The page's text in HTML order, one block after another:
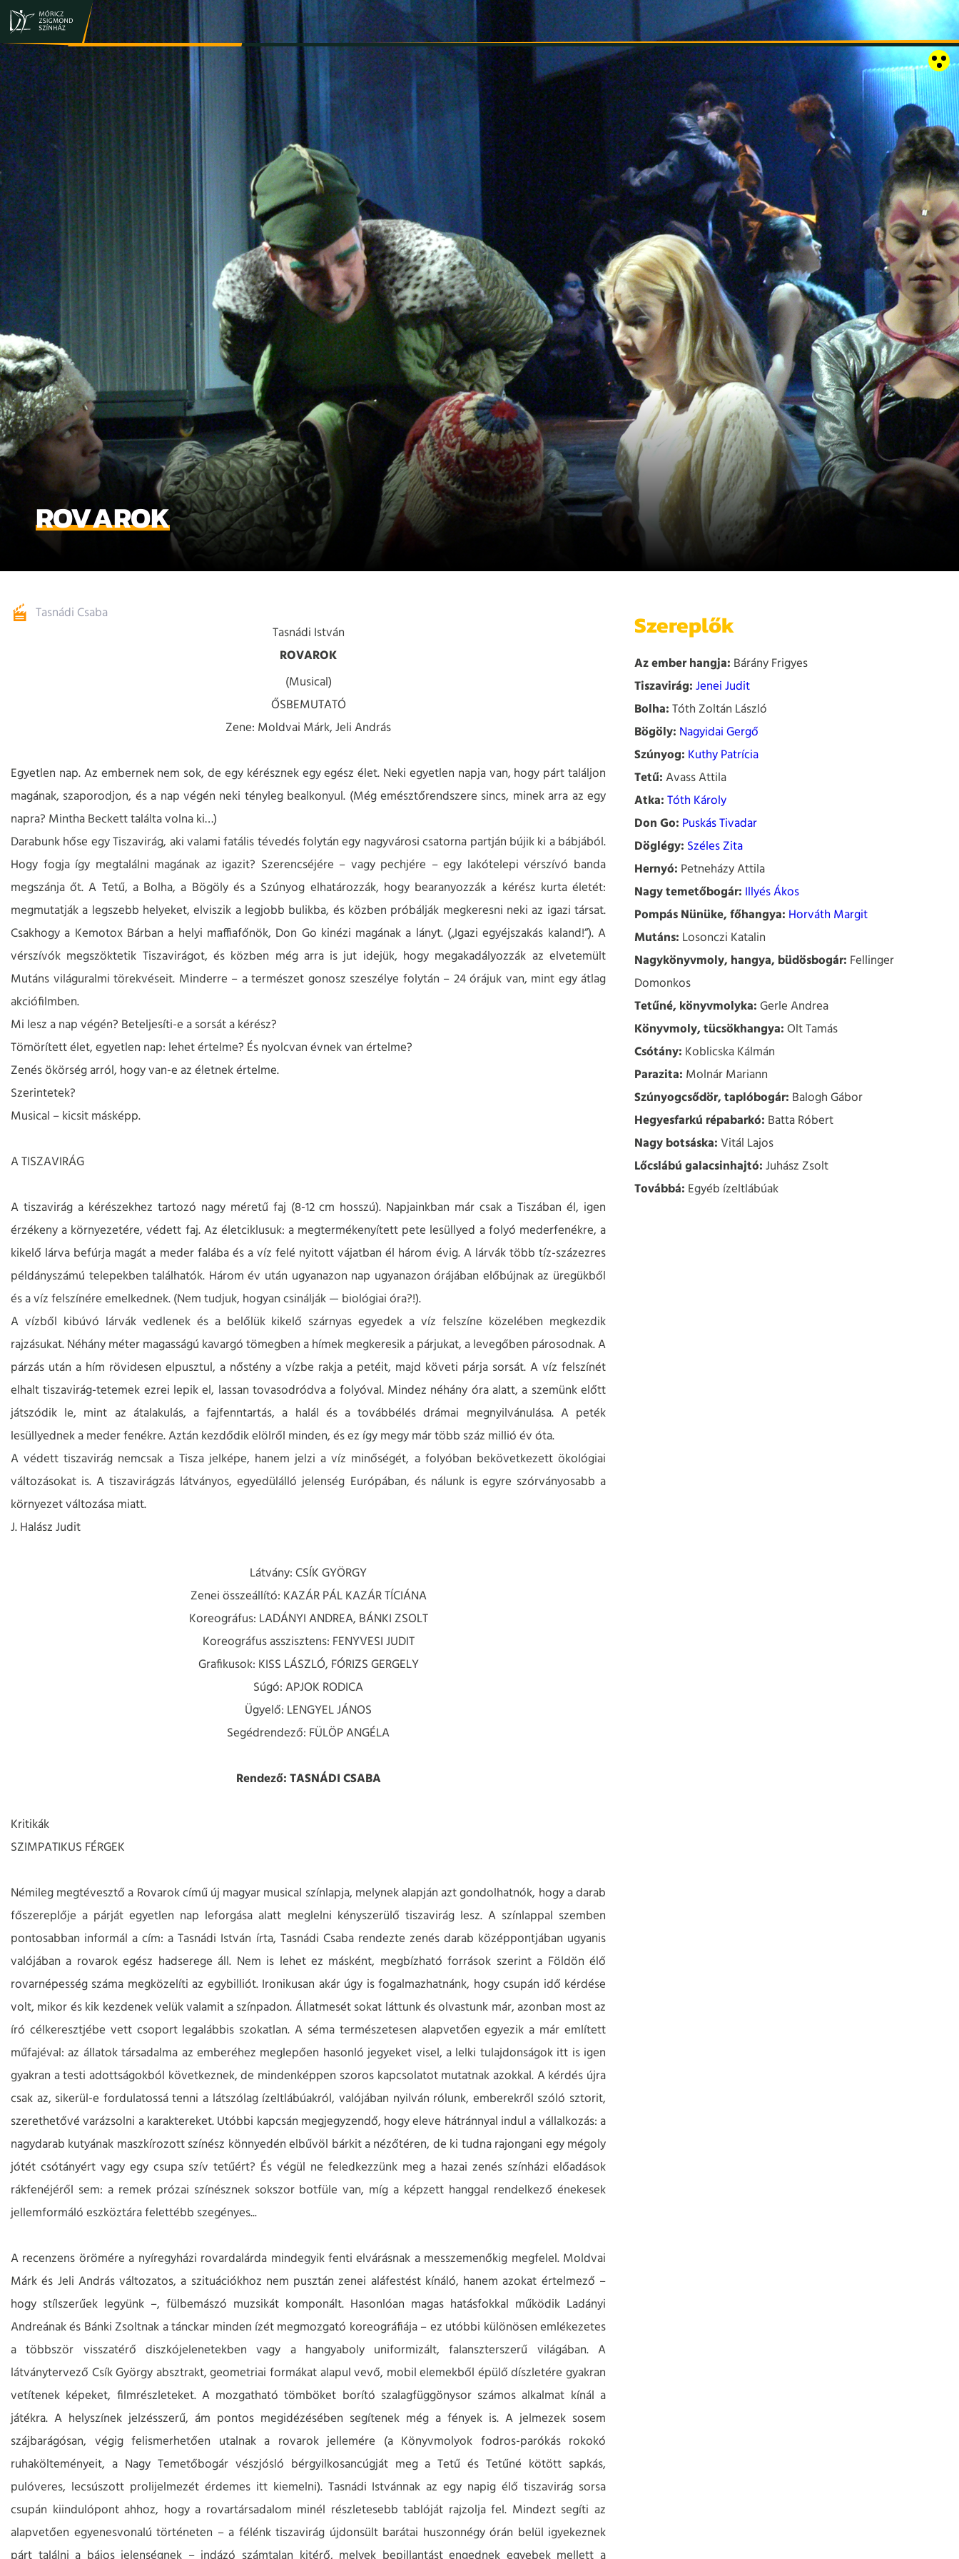
JEGY- ÉS BÉRLETVÁSÁRLÁS ELŐADÁSOK INFORMÁCIÓK SZÍNHÁZ TÁRSULAT GALÉRIA RÓZSAKERT SZABADTÉRI SZÍNPAD KAPCSOLAT EN
ROVAROK
Tasnádi Csaba
Tasnádi István
ROVAROK
(Musical)
ŐSBEMUTATÓ
Zene: Moldvai Márk, Jeli András
Egyetlen nap. Az embernek nem sok, de egy kérésznek egy egész élet. Neki egyetlen napja van, hogy párt találjon
magának, szaporodjon, és a nap végén neki tényleg bealkonyul. (Még emésztőrendszere sincs, minek arra az egy
napra? Mintha Beckett találta volna ki…)
Darabunk hőse egy Tiszavirág, aki valami fatális tévedés folytán egy nagyvárosi csatorna partján bújik ki a bábjából.
Hogy fogja így megtalálni magának az igazit? Szerencséjére – vagy pechjére – egy lakótelepi vérszívó banda
megszánja őt. A Tetű, a Bolha, a Bögöly és a Szúnyog elhatározzák, hogy bearanyozzák a kérész kurta életét:
megmutatják a legszebb helyeket, elviszik a legjobb bulikba, és közben próbálják megkeresni neki az igazi társat.
Csakhogy a Kemotox Bárban a helyi maffiafőnök, Don Go kinézi magának a lányt. („Igazi egyéjszakás kaland!”). A
vérszívók megszöktetik Tiszavirágot, és közben még arra is jut idejük, hogy megakadályozzák az elvetemült
Mutáns világuralmi törekvéseit. Minderre – a természet gonosz szeszélye folytán – 24 órájuk van, mint egy átlag
akciófilmben.
Mi lesz a nap végén? Beteljesíti-e a sorsát a kérész?
Tömörített élet, egyetlen nap: lehet értelme? És nyolcvan évnek van értelme?
Zenés ökörség arról, hogy van-e az életnek értelme.
Szerintetek?
Musical – kicsit másképp.
A TISZAVIRÁG
A tiszavirág a kérészekhez tartozó nagy méretű faj (8-12 cm hosszú). Napjainkban már csak a Tiszában él, igen
érzékeny a környezetére, védett faj. Az életciklusuk: a megtermékenyített pete lesüllyed a folyó mederfenékre, a
kikelő lárva befúrja magát a meder falába és a víz felé nyitott vájatban él három évig. A lárvák több tíz-százezres
példányszámú telepekben találhatók. Három év után ugyanazon nap ugyanazon órájában előbújnak az üregükből
és a víz felszínére emelkednek. (Nem tudjuk, hogyan csinálják — biológiai óra?!).
A vízből kibúvó lárvák vedlenek és a belőlük kikelő szárnyas egyedek a víz felszíne közelében megkezdik
rajzásukat. Néhány méter magasságú kavargó tömegben a hímek megkeresik a párjukat, a levegőben párosodnak. A
párzás után a hím rövidesen elpusztul, a nőstény a vízbe rakja a petéit, majd követi párja sorsát. A víz felszínét
elhalt tiszavirág-tetemek ezrei lepik el, lassan tovasodródva a folyóval. Mindez néhány óra alatt, a szemünk előtt
játszódik le, mint az átalakulás, a fajfenntartás, a halál és a továbbélés drámai megnyilvánulása. A peték
lesüllyednek a meder fenékre. Aztán kezdődik elölről minden, és ez így megy már több száz millió év óta.
A védett tiszavirág nemcsak a Tisza jelképe, hanem jelzi a víz minőségét, a folyóban bekövetkezett ökológiai
változásokat is. A tiszavirágzás látványos, egyedülálló jelenség Európában, és nálunk is egyre szórványosabb a
környezet változása miatt.
J. Halász Judit
Látvány: CSÍK GYÖRGY
Zenei összeállító: KAZÁR PÁL KAZÁR TÍCIÁNA
Koreográfus: LADÁNYI ANDREA, BÁNKI ZSOLT
Koreográfus asszisztens: FENYVESI JUDIT
Grafikusok: KISS LÁSZLÓ, FÓRIZS GERGELY
Súgó: APJOK RODICA
Ügyelő: LENGYEL JÁNOS
Segédrendező: FÜLÖP ANGÉLA
Rendező: TASNÁDI CSABA
Kritikák
SZIMPATIKUS FÉRGEK
Némileg megtévesztő a Rovarok című új magyar musical színlapja, melynek alapján azt gondolhatnók, hogy a darab
főszereplője a párját egyetlen nap leforgása alatt meglelni kényszerülő tiszavirág lesz. A színlappal szemben
pontosabban informál a cím: a Tasnádi István írta, Tasnádi Csaba rendezte zenés darab középpontjában ugyanis
valójában a rovarok egész hadserege áll. Nem is lehet ez másként, megbízható források szerint a Földön élő
rovarnépesség száma megközelíti az egybilliót. Ironikusan akár úgy is fogalmazhatnánk, hogy csupán idő kérdése
volt, mikor és kik kezdenek velük valamit a színpadon. Állatmesét sokat láttunk és olvastunk már, azonban most az
író célkeresztjébe vett csoport legalábbis szokatlan. A séma természetesen alapvetően egyezik a már említett
műfajéval: az állatok társadalma az emberéhez meglepően hasonló jegyeket visel, a lelki tulajdonságok itt is igen
gyakran a testi adottságokból következnek, de mindenképpen szoros kapcsolatot mutatnak azokkal. A kérdés újra
csak az, sikerül-e fordulatossá tenni a látszólag ízeltlábúakról, valójában nyilván rólunk, emberekről szóló sztorit,
szerethetővé varázsolni a karaktereket. Utóbbi kapcsán megjegyzendő, hogy eleve hátránnyal indul a vállalkozás: a
nagydarab kutyának maszkírozott színész könnyedén elbűvöl bárkit a nézőtéren, de ki tudna rajongani egy mégoly
jótét csótányért vagy egy csupa szív tetűért? És végül ne feledkezzünk meg a hazai zenés színházi előadások
rákfenéjéről sem: a remek prózai színésznek sokszor botfüle van, míg a képzett hanggal rendelkező énekesek
jellemformáló eszköztára felettébb szegényes...
A recenzens örömére a nyíregyházi rovardalárda mindegyik fenti elvárásnak a messzemenőkig megfelel. Moldvai
Márk és Jeli András változatos, a szituációkhoz nem pusztán zenei aláfestést kínáló, hanem azokat értelmező –
hogy stílszerűek legyünk –, fülbemászó muzsikát komponált. Hasonlóan magas hatásfokkal működik Ladányi
Andreának és Bánki Zsoltnak a tánckar minden ízét megmozgató koreográfiája – ez utóbbi különösen emlékezetes
a többször visszatérő diszkójelenetekben vagy a hangyaboly uniformizált, falanszterszerű világában. A
látványtervező Csík György absztrakt, geometriai formákat alapul vevő, mobil elemekből épülő díszletére gyakran
vetítenek képeket, filmrészleteket. A mozgatható tömböket borító szalagfüggönysor számos alkalmat kínál a
játékra. A helyszínek jelzésszerű, ám pontos megidézésében segítenek még a fények is. A jelmezek sosem
szájbarágósan, végig felismerhetően utalnak a rovarok jellemére (a Könyvmolyok fodros-parókás rokokó
ruhakölteményeit, a Nagy Temetőbogár vészjósló bérgyilkosancúgját meg a Tetű és Tetűné kötött sapkás,
pulóveres, lecsúszott prolijelmezét érdemes itt kiemelni). Tasnádi Istvánnak az egy napig élő tiszavirág sorsa
csupán kiindulópont ahhoz, hogy a rovartársadalom minél részletesebb tablóját rajzolja fel. Mindezt segíti az
alapvetően egyenesvonalú történeten – a félénk tiszavirág újdonsült barátai huszonnégy órán belül igyekeznek
Szereplők
Az ember hangja: Bárány Frigyes
Tiszavirág:Jenei Judit
Bolha:Tóth Zoltán László
Bögöly: Nagyidai Gergő
Szúnyog: Kuthy Patrícia
Tetű:Avass Attila
Atka:Tóth Károly
Don Go: Puskás Tivadar
Döglégy: Széles Zita
Hernyó: Petneházy Attila
Nagy temetőbogár: Illyés Ákos
Pompás Nünüke, főhangya: Horváth Margit
Mutáns: Losonczi Katalin
Nagykönyvmoly, hangya, büdösbogár: Fellinger
Domonkos
Tetűné, könyvmolyka:Gerle Andrea
Könyvmoly, tücsökhangya:Olt Tamás
Csótány: Koblicska Kálmán
Parazita: Molnár Mariann
Szúnyogcsődör, taplóbogár: Balogh Gábor
Hegyesfarkú répabarkó: Batta Róbert
Nagy botsáska:Vitál Lajos
Lőcslábú galacsinhajtó:Juhász Zsolt
Továbbá: Egyéb ízeltlábúak